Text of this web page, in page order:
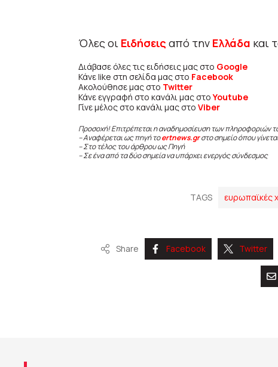
Όλες οι Ειδήσεις από την Ελλάδα και
Διάβασε όλες τις ειδήσεις μας στο Google
Κάνε like στη σελίδα μας στο Facebook
Ακολούθησε μας στο Twitter
Κάνε εγγραφή στο κανάλι μας στοYoutube
Γίνε μέλος στο κανάλι μας στο Viber
Προσοχή! Επιτρέπεται η αναδημοσίευση των πληροφοριών
– Αναφέρεται ως πηγή τοertnews.gr στο σημείο όπου
– Στο τέλος του άρθρου ως Πηγή
– Σε ένα από τα δύο σημεία να υπάρχει ενεργός σύνδεσμος
TAGS ευρωπαϊκές
Share Facebook Twitter